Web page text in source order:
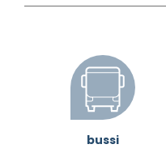
bussi